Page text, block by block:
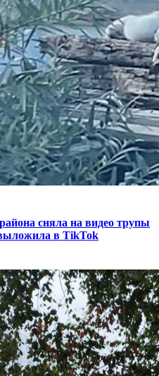
сняла на видео трупы
выложила в TikTok